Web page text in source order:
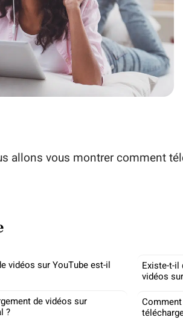
allons vous montrer comment
vidéos sur YouTube est-il
de vidéos sur
?
Existe-t-il
vidéos